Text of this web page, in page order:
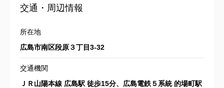
交通・周辺情報
所在地
広島市南区段原３丁目3-32
交通機関
ＪＲ山陽本線 広島駅 徒歩15分、広島電鉄５系統 的場町駅